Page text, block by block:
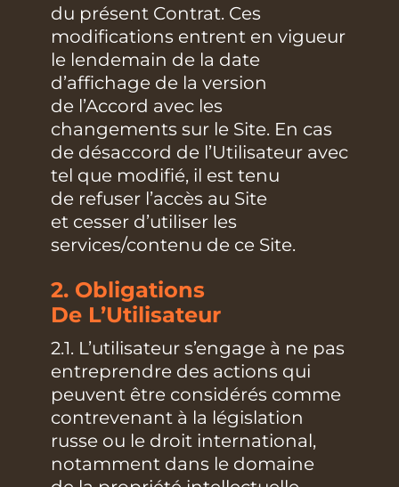
du présent Contrat. Ces
modifications entrent en vigueur
le lendemain de la date
d’affichage de la version
de l’Accord avec les
changements sur le Site. En cas
de désaccord de l’Utilisateur avec
tel que modifié, il est tenu
de refuser l’accès au Site
et cesser d’utiliser les
services/contenu de ce Site.
2. Obligations
De L’Utilisateur
2.1. L’utilisateur s’engage à ne pas
entreprendre des actions qui
peuvent être considérés comme
contrevenant à la législation
russe ou le droit international,
notamment dans le domaine